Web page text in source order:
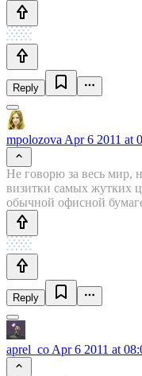
Reply
mpolozova Apr 6 2011 at
Не говорю за весь мир,
визитки самых жутких
обычной офисной
Reply
aprel_co Apr 6 2011 at